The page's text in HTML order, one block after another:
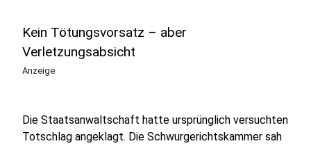
Kein Tötungsvorsatz – aber
Verletzungsabsicht
Anzeige
Die Staatsanwaltschaft hatte ursprünglich versuchten
Totschlag angeklagt. Die Schwurgerichtskammer sah